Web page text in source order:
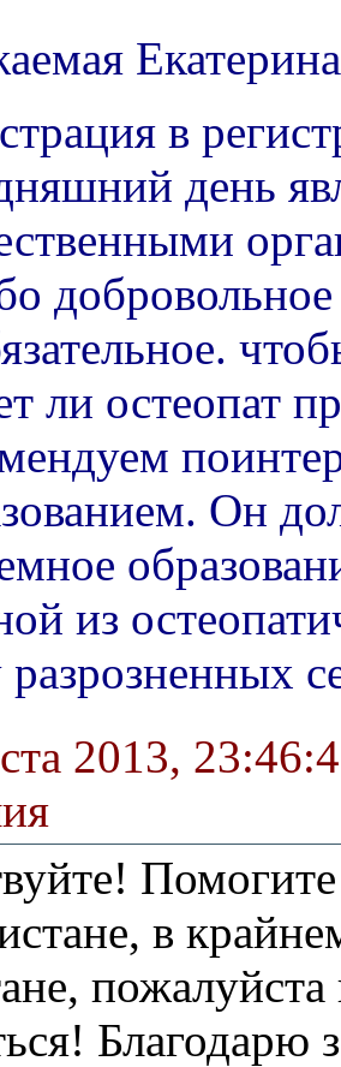
в
день
ли остеопат
Он
из
разрозненных
2013,
в
Благодарю